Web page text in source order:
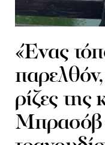
«Ένας
παρελθόν,
ρίζες της
Μπρασόβ